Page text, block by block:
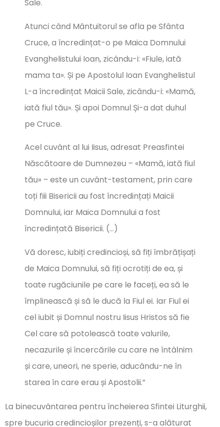
Sale.
Atunci când Mântuitorul se afla pe Sfânta
Cruce, a încredințat-o pe Maica Domnului
Evanghelistului Ioan, zicându-i: «Fiule, iată
mama ta». Și pe Apostolul Ioan Evanghelistul
L-a încredințat Maicii Sale, zicându-i: «Mamă,
iată fiul tău». Și apoi Domnul Și-a dat duhul
pe Cruce.
Acel cuvânt al lui Iisus, adresat Preasfintei
Născătoare de Dumnezeu – «Mamă, iată fiul
tău» – este un cuvânt-testament, prin care
toți fiii Bisericii au fost încredințați Maicii
Domnului, iar Maica Domnului a fost
încredințată Bisericii. (…)
Vă doresc, iubiți credincioși, să fiți îmbrățișați
de Maica Domnului, să fiți ocrotiți de ea, și
toate rugăciunile pe care le faceți, ea să le
împlinească și să le ducă la Fiul ei. Iar Fiul ei
cel iubit și Domnul nostru Iisus Hristos să fie
Cel care să potolească toate valurile,
necazurile și încercările cu care ne întâlnim
și care, uneori, ne sperie, aducându-ne în
starea în care erau și Apostolii.”
La binecuvântarea pentru încheierea Sfintei Liturghii,
spre bucuria credincioșilor prezenți, s-a alăturat